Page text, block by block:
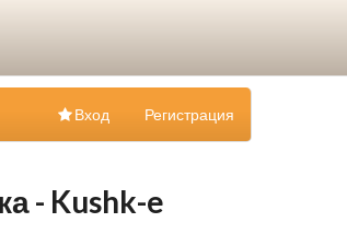
Регистрация
Вход
- Kushk-e